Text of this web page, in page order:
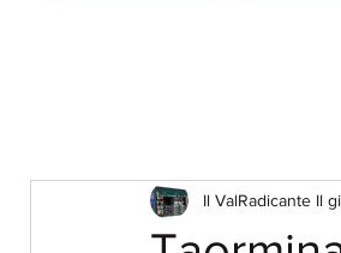
Il ValRadicante Il